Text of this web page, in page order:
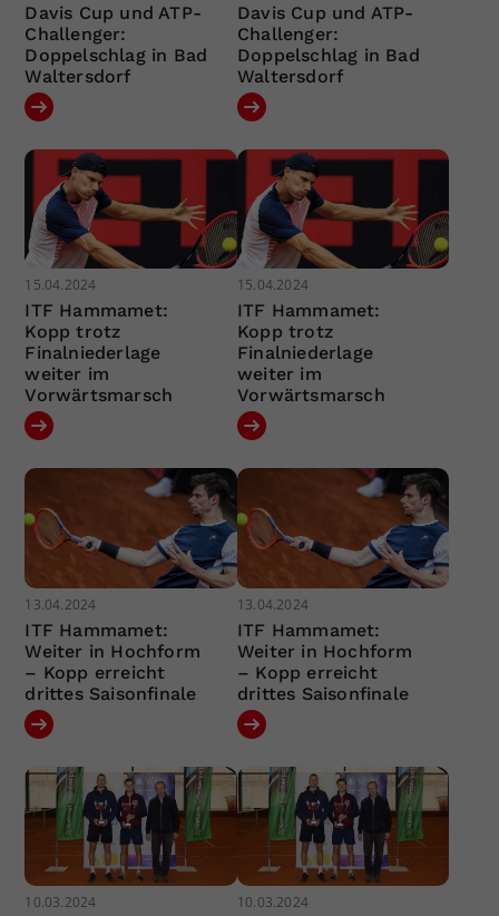
Davis Cup und ATP-
Challenger:
Doppelschlag in Bad
Waltersdorf
Davis Cup und ATP-
Challenger:
Doppelschlag in Bad
Waltersdorf
15.04.2024
ITF Hammamet:
Kopp trotz
Finalniederlage
weiter im
Vorwärtsmarsch
15.04.2024
ITF Hammamet:
Kopp trotz
Finalniederlage
weiter im
Vorwärtsmarsch
13.04.2024
ITF Hammamet:
Weiter in Hochform
– Kopp erreicht
drittes Saisonfinale
13.04.2024
ITF Hammamet:
Weiter in Hochform
– Kopp erreicht
drittes Saisonfinale
10.03.2024 10.03.2024